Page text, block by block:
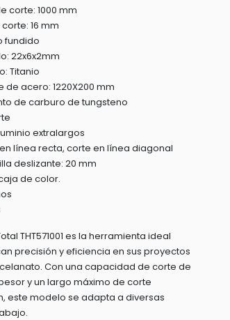
corte: 1000 mm
16 mm
fundido
22x6x2mm
Titanio
acero: 1220X200 mm
de carburo de tungsteno
extralargos
línea recta, corte en línea diagonal
deslizante: 20 mm
de color.
THT571001 es la herramienta ideal
precisión y eficiencia en sus proyectos
Con una capacidad de corte de
y un largo máximo de corte
este modelo se adapta a diversas